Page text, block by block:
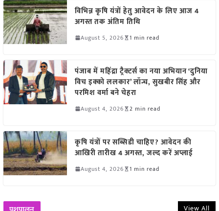
विभिन्न कृषि यंत्रों हेतु आवेदन के लिए आज 4
अगस्त तक अंतिम तिथि
August 5, 2026 1 min read
पंजाब में महिंद्रा ट्रैक्टर्स का नया अभियान ‘दुनिया
विच इक्को ललकार’ लॉन्च, सुखबीर सिंह और
परमिश वर्मा बने चेहरा
August 4, 2026 2 min read
कृषि यंत्रों पर सब्सिडी चाहिए? आवेदन की
आखिरी तारीख 4 अगस्त, जल्द करें अप्लाई
August 4, 2026 1 min read
View All